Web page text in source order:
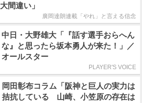
大間違い」
廣岡達朗連載「やれ」と言える信念
中日・大野雄大「『話す選手おらへん
な』と思ったら坂本勇人が来た！」／
オールスター
PLAYER'S VOICE
岡田彰布コラム「阪神と巨人の実力は
拮抗している 山崎、小笠原の存在は